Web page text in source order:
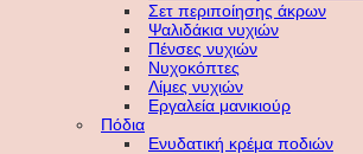
Σετ περιποίησης άκρων
Ψαλιδάκια νυχιών
Πένσες νυχιών
Νυχοκόπτες
Λίμες νυχιών
Εργαλεία μανικιούρ
Πόδια
Ενυδατική κρέμα ποδιών